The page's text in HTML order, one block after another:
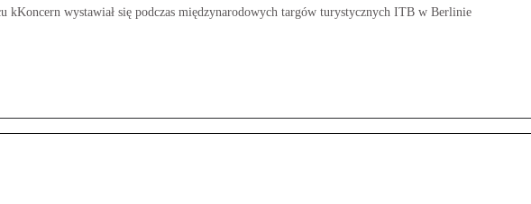
wystawiał się podczas międzynarodowych targów turystycznych ITB w Berlinie